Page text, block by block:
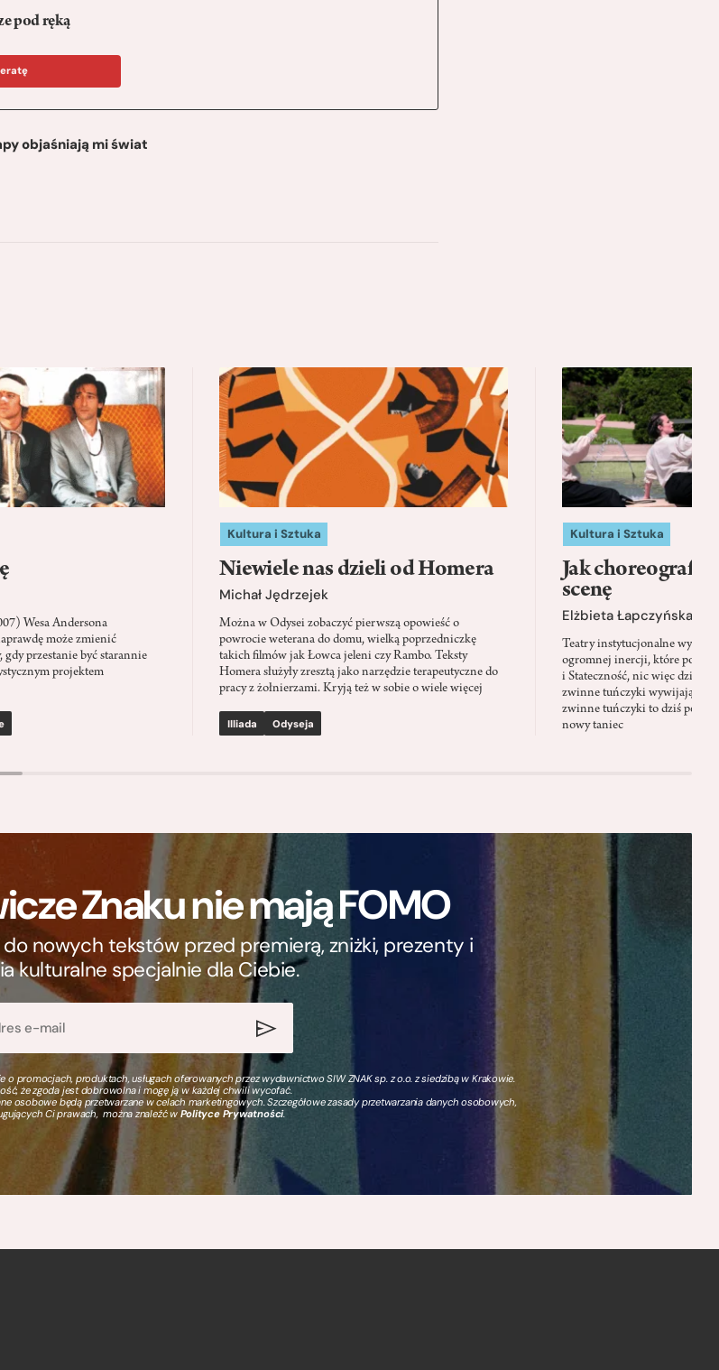
pod ręką
objaśniają mi świat
Wesa Andersona
może zmienić
gdy przestanie być starannie
projektem
Kultura i Sztuka
Niewiele nas dzieli od Homera
Michał Jędrzejek
Można w Odysei zobaczyć pierwszą opowieść o
powrocie weterana do domu, wielką poprzedniczkę
takich filmów jak Łowca jeleni czy Rambo. Teksty
Homera służyły zresztą jako narzędzie terapeutyczne do
pracy z żołnierzami. Kryją też w sobie o wiele więcej
Illiada Odyseja
Kultura i Sztuka
Jak
scenę
Elżbieta Łapczyńska
Teatry instytucjonalne
ogromnej inercji, które ponad
i Stateczność, nic więc
zwinne tuńczyki wywijają
zwinne tuńczyki to dziś
nowy taniec
Znaku nie mają FOMO
nowych tekstów przed premierą, zniżki, prezenty i
kulturalne specjalnie dla Ciebie.
promocjach, produktach, usługach oferowanych przez wydawnictwo SIW ZNAK sp. z o.o. z siedzibą w Krakowie.
że zgoda jest dobrowolna i mogę ją w każdej chwili wycofać.
osobowe będą przetwarzane w celach marketingowych. Szczegółowe zasady przetwarzania danych osobowych,
Ci prawach, można znaleźć wPolityce Prywatności.